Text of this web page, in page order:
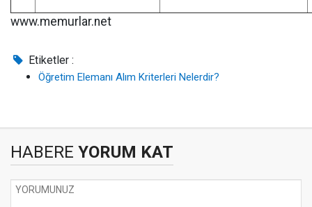
www.memurlar.net
Etiketler :
Öğretim Elemanı Alım Kriterleri Nelerdir?
HABERE YORUM KAT